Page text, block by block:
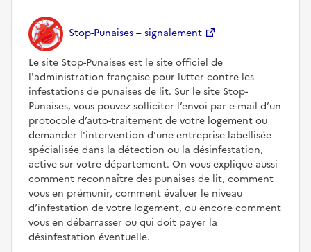
Stop-Punaises – signalement
Le site Stop-Punaises est le site officiel de
l'administration française pour lutter contre les
infestations de punaises de lit. Sur le site Stop-
Punaises, vous pouvez solliciter l’envoi par e-mail d’un
protocole d’auto-traitement de votre logement ou
demander l'intervention d'une entreprise labellisée
spécialisée dans la détection ou la désinfestation,
active sur votre département. On vous explique aussi
comment reconnaître des punaises de lit, comment
vous en prémunir, comment évaluer le niveau
d’infestation de votre logement, ou encore comment
vous en débarrasser ou qui doit payer la
désinfestation éventuelle.